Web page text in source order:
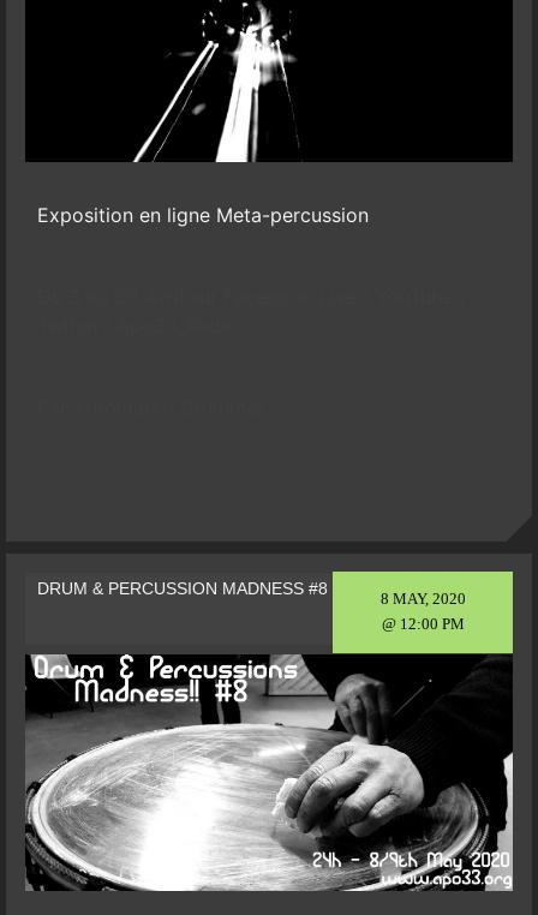
Exposition en ligne Meta-percussion
8 MAY, 2020
@ 12:00 PM
DRUM & PERCUSSION MADNESS #8